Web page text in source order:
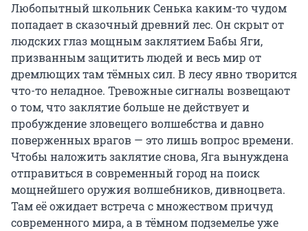
Любопытный школьник Сенька каким-то чудом
попадает в сказочный древний лес. Он скрыт от
людских глаз мощным заклятием Бабы Яги,
призванным защитить людей и весь мир от
дремлющих там тёмных сил. В лесу явно творится
что-то неладное. Тревожные сигналы возвещают
о том, что заклятие больше не действует и
пробуждение зловещего волшебства и давно
поверженных врагов — это лишь вопрос времени.
Чтобы наложить заклятие снова, Яга вынуждена
отправиться в современный город на поиск
мощнейшего оружия волшебников, дивноцвета.
Там её ожидает встреча с множеством причуд
современного мира, а в тёмном подземелье уже